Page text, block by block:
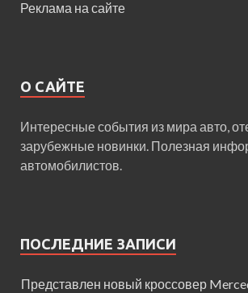
Реклама на сайте
О САЙТЕ
Интересные события из мира авто,
зарубежные новинки. Полезная
автомобилистов.
ПОСЛЕДНИЕ ЗАПИСИ
Представлен новый кроссовер